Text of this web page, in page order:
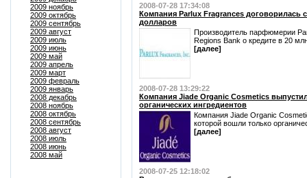
2009 ноябрь
2009 октябрь
2009 сентябрь
2009 август
2009 июль
2009 июнь
2009 май
2009 апрель
2009 март
2009 февраль
2009 январь
2008 декабрь
2008 ноябрь
2008 октябрь
2008 сентябрь
2008 август
2008 июль
2008 июнь
2008 май
2008-07-28 17:34:08
Компания Parlux Fragrances договорилась
долларов
Производитель парфюмерии
Regions Bank о кредите в 20
[далее]
2008-07-28 13:29:22
Компания Jiade Organic Cosmetics
органических ингредиентов
Компания Jiade Organic
которой вошли только
[далее]
2008-07-25 12:18:02